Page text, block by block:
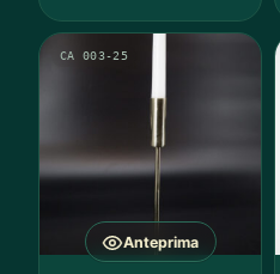
Anteprima
CA 003-25